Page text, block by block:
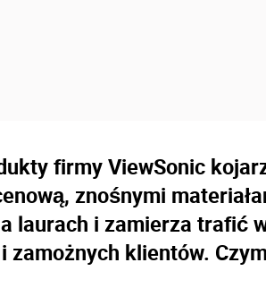
firmy ViewSonic
znośnymi
laurach i zamierza trafić
zamożnych klientów.